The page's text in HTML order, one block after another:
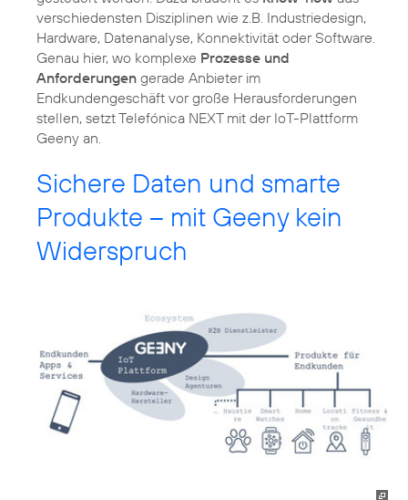
verschiedensten Disziplinen wie z.B. Industriedesign,
Hardware, Datenanalyse, Konnektivität oder Software.
Genau hier, wo komplexe Prozesse und
Anforderungen gerade Anbieter im
Endkundengeschäft vor große Herausforderungen
stellen, setzt Telefónica NEXT mit der IoT-Plattform
Geeny an.
Sichere Daten und smarte
Produkte – mit Geeny kein
Widerspruch